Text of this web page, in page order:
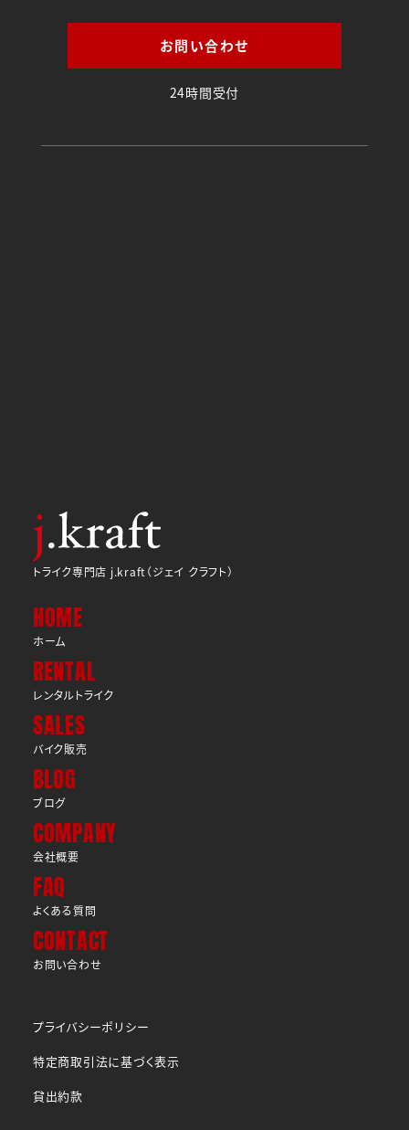
お問い合わせ
24時間受付
トライク専門店 j.kraft（ジェイ クラフト）
RENTAL
レンタルトライク
BLOG
ブログ
COMPANY
会社概要
SALES
バイク販売
FAQ
よくある質問
CONTACT
お問い合わせ
HOME
ホーム
プライバシーポリシー
特定商取引法に基づく表示
貸出約款